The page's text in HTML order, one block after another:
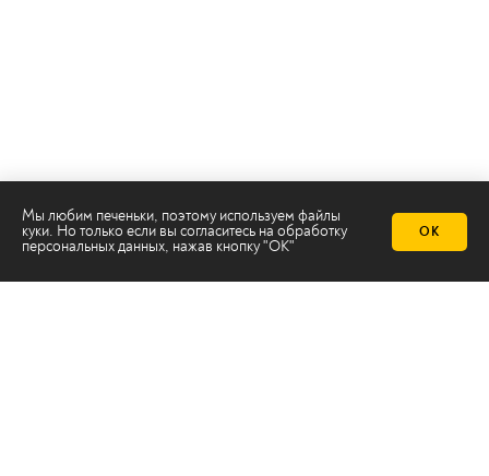
Мы любим печеньки, поэтому используем файлы
куки. Но только если вы согласитесь на обработку
персональных данных, нажав кнопку "ОК"
ОК